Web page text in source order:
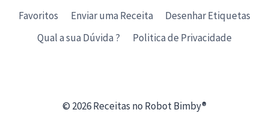
Favoritos Enviar uma Receita
Desenhar Etiquetas
Qual a sua Dúvida ?
Politica de Privacidade
© 2026 Receitas no Robot Bimby®